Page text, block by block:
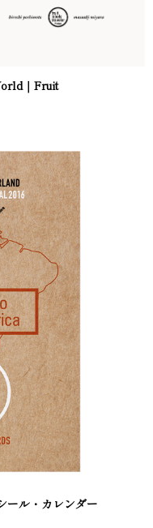
｜Fruit
ール・カレンダー